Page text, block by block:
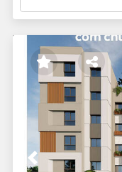
#imovelematibaia
Previous